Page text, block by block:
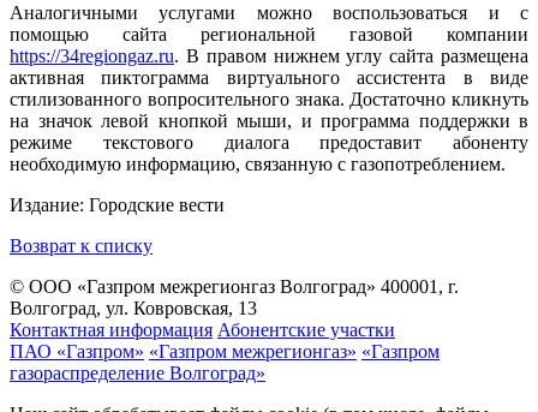
Аналогичными услугами можно воспользоваться и с
помощью сайта региональной газовой компании
https://34regiongaz.ru. В правом нижнем углу сайта размещена
активная пиктограмма виртуального ассистента в виде
стилизованного вопросительного знака. Достаточно кликнуть
на значок левой кнопкой мыши, и программа поддержки в
режиме текстового диалога предоставит абоненту
необходимую информацию, связанную с газопотреблением.
Издание: Городские вести
Возврат к списку
© ООО «Газпром межрегионгаз Волгоград» 400001, г.
Волгоград, ул. Ковровская, 13
Контактная информация Абонентские участки
ПАО «Газпром» «Газпром межрегионгаз» «Газпром
газораспределение Волгоград»